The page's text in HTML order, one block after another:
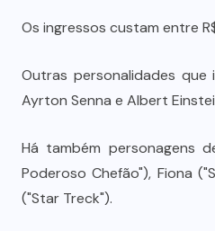
Os ingressos custam entre
Outras personalidades que
Ayrton Senna e Albert
Há também personagens
Poderoso Chefão"), Fiona
("Star Treck").